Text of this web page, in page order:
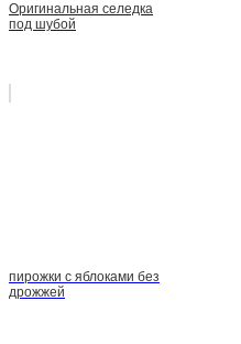
Оригинальная селедка
под шубой
пирожки с яблоками без
дрожжей